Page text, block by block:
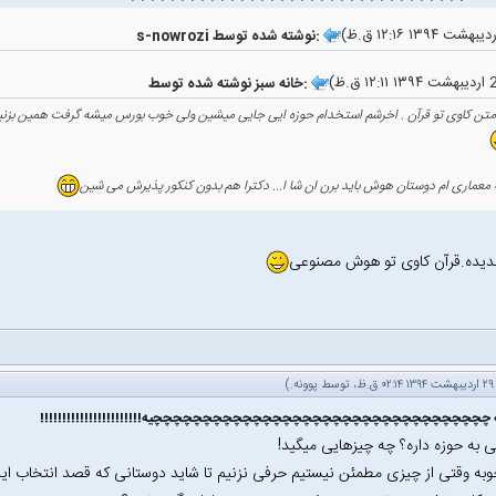
s-nowrozi نوشته شده توسط:
خانه سبز نوشته شده توسط:
متن کاوی تو قرآن . اخرشم استخدام حوزه ایی جایی میشین ولی خوب بورس میشه گرفت همین
ام دوستان هوش باید برن ان شا ا... دکترا هم بدون کنکور پذیرش می شین
کاوی تو هوش مصنوعی
پوونه.)
چچچچچچچچچچچچچچچچچچچچچچچچچچچچچچچچچچیه!!!!!!!!!!!!!!!!!!!!!!!
به حوزه داره؟ چه چیزهایی میگید!
وقتی از چیزی مطمئن نیستیم حرفی نزنیم تا شاید دوستانی که قصد انتخاب